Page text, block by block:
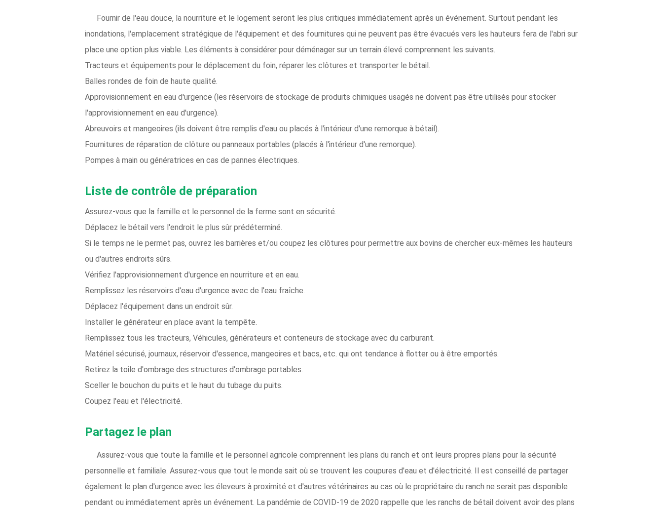
Fournir de l'eau douce, la nourriture et le logement seront les plus critiques immédiatement après un événement. Surtout pendant les
inondations, l'emplacement stratégique de l'équipement et des fournitures qui ne peuvent pas être évacués vers les hauteurs fera de l'abri sur
place une option plus viable. Les éléments à considérer pour déménager sur un terrain élevé comprennent les suivants.
Tracteurs et équipements pour le déplacement du foin, réparer les clôtures et transporter le bétail.
Balles rondes de foin de haute qualité.
Approvisionnement en eau d'urgence (les réservoirs de stockage de produits chimiques usagés ne doivent pas être utilisés pour stocker
l'approvisionnement en eau d'urgence).
Abreuvoirs et mangeoires (ils doivent être remplis d'eau ou placés à l'intérieur d'une remorque à bétail).
Fournitures de réparation de clôture ou panneaux portables (placés à l'intérieur d'une remorque).
Pompes à main ou génératrices en cas de pannes électriques.
Liste de contrôle de préparation
Assurez-vous que la famille et le personnel de la ferme sont en sécurité.
Déplacez le bétail vers l'endroit le plus sûr prédéterminé.
Si le temps ne le permet pas, ouvrez les barrières et/ou coupez les clôtures pour permettre aux bovins de chercher eux-mêmes les hauteurs
ou d'autres endroits sûrs.
Vérifiez l'approvisionnement d'urgence en nourriture et en eau.
Remplissez les réservoirs d'eau d'urgence avec de l'eau fraîche.
Déplacez l'équipement dans un endroit sûr.
Installer le générateur en place avant la tempête.
Remplissez tous les tracteurs, Véhicules, générateurs et conteneurs de stockage avec du carburant.
Matériel sécurisé, journaux, réservoir d'essence, mangeoires et bacs, etc. qui ont tendance à flotter ou à être emportés.
Retirez la toile d'ombrage des structures d'ombrage portables.
Sceller le bouchon du puits et le haut du tubage du puits.
Coupez l'eau et l'électricité.
Partagez le plan
Assurez-vous que toute la famille et le personnel agricole comprennent les plans du ranch et ont leurs propres plans pour la sécurité
personnelle et familiale. Assurez-vous que tout le monde sait où se trouvent les coupures d'eau et d'électricité. Il est conseillé de partager
également le plan d'urgence avec les éleveurs à proximité et d'autres vétérinaires au cas où le propriétaire du ranch ne serait pas disponible
pendant ou immédiatement après un événement. La pandémie de COVID-19 de 2020 rappelle que les ranchs de bétail doivent avoir des plans